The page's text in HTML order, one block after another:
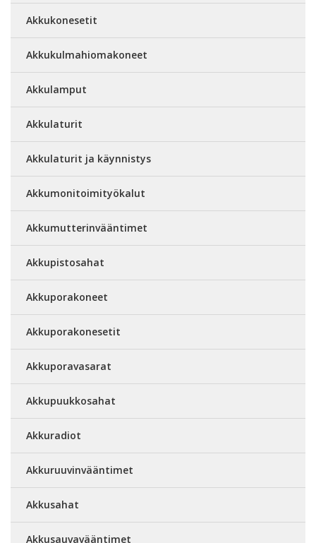
Akkukonesetit
Akkukulmahiomakoneet
Akkulamput
Akkulaturit
Akkulaturit ja käynnistys
Akkumonitoimityökalut
Akkumutterinvääntimet
Akkupistosahat
Akkuporakoneet
Akkuporakonesetit
Akkuporavasarat
Akkupuukkosahat
Akkuradiot
Akkuruuvinvääntimet
Akkusahat
Akkusauvavääntimet